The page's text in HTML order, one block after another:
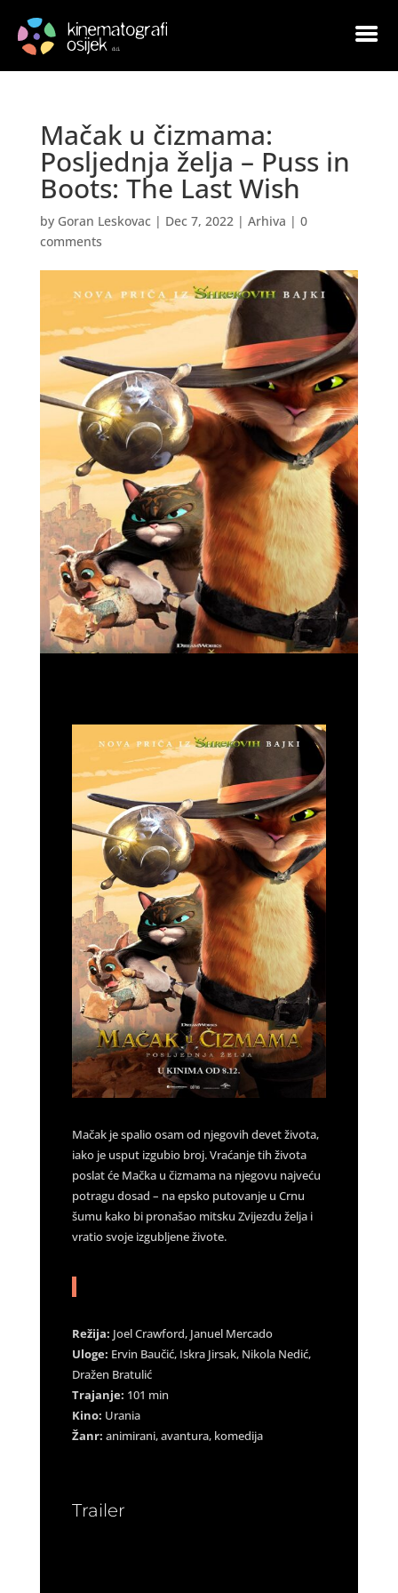
Mačak u čizmama:
Posljednja želja – Puss in
Boots: The Last Wish
by Goran Leskovac| Dec 7, 2022| Arhiva | 0
comments
Mačak je spalio osam od njegovih devet života,
iako je usput izgubio broj. Vraćanje tih života
poslat će Mačka u čizmama na njegovu najveću
potragu dosad – na epsko putovanje u Crnu
šumu kako bi pronašao mitsku Zvijezdu želja i
vratio svoje izgubljene živote.
Režija: Joel Crawford, Januel Mercado
Uloge: Ervin Baučić, Iskra Jirsak, Nikola Nedić,
Dražen Bratulić
Trajanje: 101 min
Kino: Urania
Žanr: animirani, avantura, komedija
Trailer